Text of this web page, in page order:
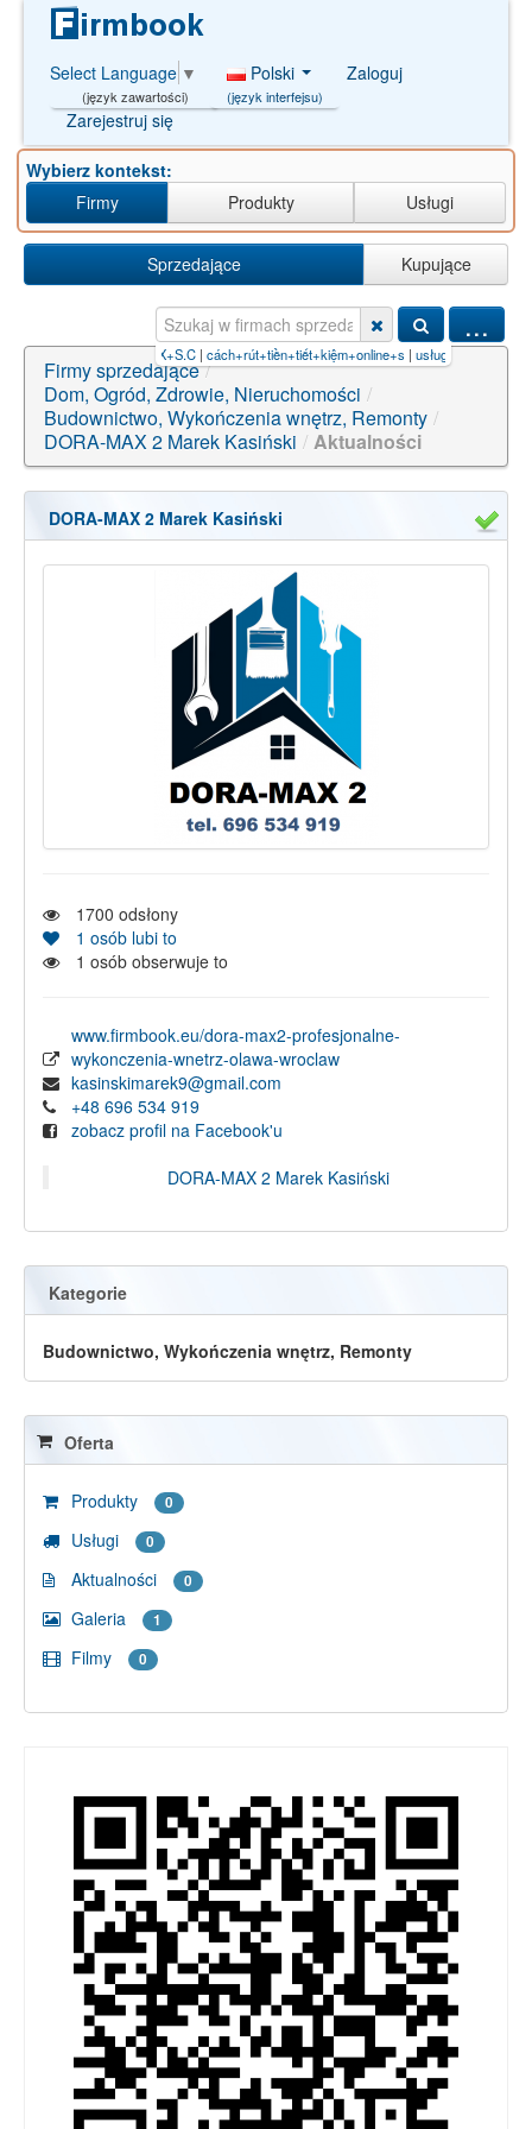
Select Language ▼
(język zawartości)
Polski
(język interfejsu)
Zaloguj
Zarejestruj się
Wybierz kontekst:
Firmy
Produkty Usługi
Sprzedające Kupujące
...
】.p METAL-MAX+S.C|cách+rút+tiền+tiết+kiệm+online+s|
Firmy sprzedające /
Dom, Ogród, Zdrowie, Nieruchomości /
Budownictwo, Wykończenia wnętrz, Remonty /
DORA-MAX 2 Marek Kasiński / Aktualności
DORA-MAX 2 Marek Kasiński
1700 odsłony
1 osób lubi to
1 osób obserwuje to
www.firmbook.eu/dora-max2-profesjonalne-
wykonczenia-wnetrz-olawa-wroclaw
kasinskimarek9@gmail.com
+48 696 534 919
zobacz profil na Facebook'u
DORA-MAX 2 Marek Kasiński
Kategorie
Budownictwo, Wykończenia wnętrz, Remonty
Oferta
Produkty 0
Usługi 0
Aktualności 0
Galeria 1
Filmy 0